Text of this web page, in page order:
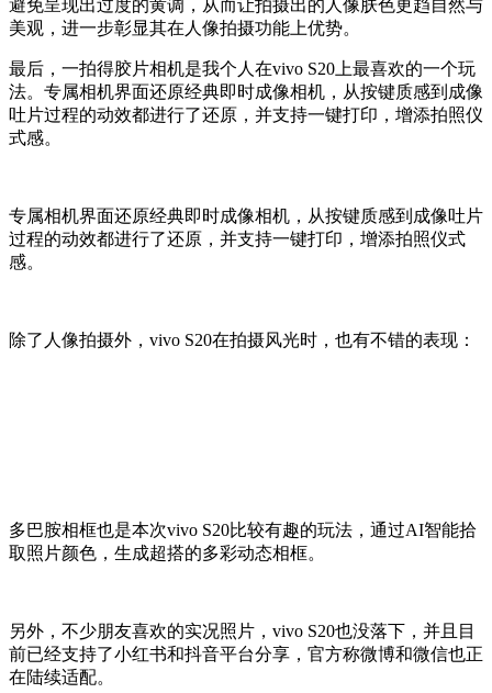
避免呈现出过度的黄调，从而让拍摄出的人像肤色更趋自然与
美观，进一步彰显其在人像拍摄功能上优势。
最后，一拍得胶片相机是我个人在vivo S20上最喜欢的一个玩
法。专属相机界面还原经典即时成像相机，从按键质感到成像
吐片过程的动效都进行了还原，并支持一键打印，增添拍照仪
式感。
专属相机界面还原经典即时成像相机，从按键质感到成像吐片
过程的动效都进行了还原，并支持一键打印，增添拍照仪式
感。
除了人像拍摄外，vivo S20在拍摄风光时，也有不错的表现：
多巴胺相框也是本次vivo S20比较有趣的玩法，通过AI智能拾
取照片颜色，生成超搭的多彩动态相框。
另外，不少朋友喜欢的实况照片，vivo S20也没落下，并且目
前已经支持了小红书和抖音平台分享，官方称微博和微信也正
在陆续适配。